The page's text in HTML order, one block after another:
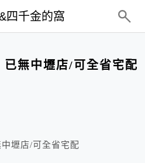
四千金的窩
已無中壢店/可全省宅配